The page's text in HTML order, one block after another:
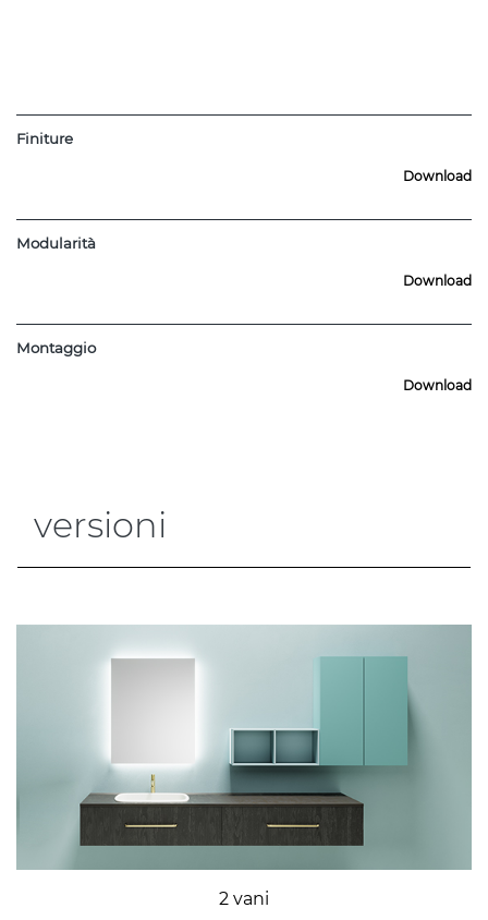
Finiture
Download
Modularità
Download
Montaggio
Download
versioni
2 vani